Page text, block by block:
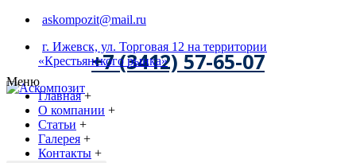
askompozit@mail.ru
г. Ижевск, ул. Торговая 12 на территории
«Крестьянского рынка»
+7 (3412) 57-65-07
Меню
Главная +
О компании +
Статьи +
Галерея +
Контакты +